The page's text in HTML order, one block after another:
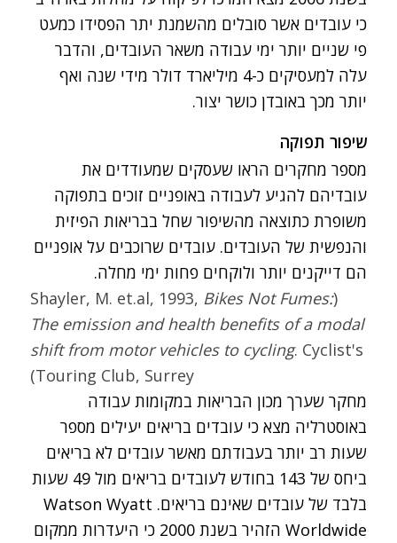
כי עובדים אשר סובלים מהשמנת יתר הפסידו כמעט
פי שניים יותר ימי עבודה משאר העובדים, והדבר
עלה למעסיקים כ-4 מיליארד דולר מידי שנה ואף
יותר מכך באובדן כושר יצור.
שיפור תפוקה
מספר מחקרים הראו שעסקים שמעודדים את
עובדיהם להגיע לעבודה באופניים זוכים בתפוקה
משופרת כתוצאה מהשיפור שחל בבריאות הפיזית
והנפשית של העובדים. עובדים שרוכבים על אופניים
הם דייקנים יותר ולוקחים פחות ימי מחלה.
(Shayler, M. et.al, 1993,
Bikes Not Fumes:
The emission and health benefits of a modal
shift from motor vehicles to cycling. Cyclist's
Touring Club, Surrey)
מחקר שערך מכון הבריאות במקומות עבודה
באוסטרליה מצא כי עובדים בריאים יעילים מספר
שעות רב יותר בעבודתם מאשר עובדים לא בריאים
ביחס של 143 בחודש לעובדים בריאים מול 49 שעות
בלבד של עובדים שאינם בריאים. Watson Wyatt
Worldwide
הזהיר בשנת 2000 כי היעדרות ממקום